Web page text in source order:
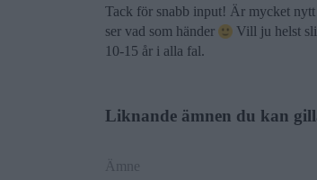
Tack för snabb input! Är mycket
ser vad som händer
Vill ju helst
10-15 år i alla fal.
Liknande ämnen du kan
Ämne